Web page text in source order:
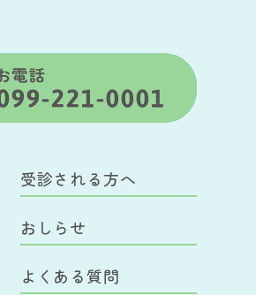
受診される方へ
おしらせ
よくある質問